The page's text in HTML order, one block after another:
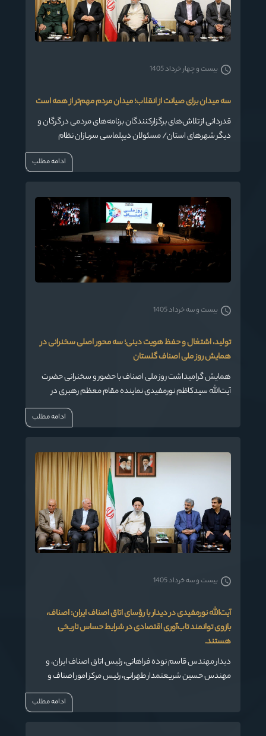
سه میدان برای صیانت از انقلاب؛ میدان مردم مهم‌تر از همه است
قدردانی از تلاش‌های برگزارکنندگان برنامه‌های مردمی در گرگان و
دیگر شهرهای استان/ مسئولان دیپلماسی سربازان نظام
هستند/ دشمن به دنبال دوگانگی و شکاف در جامعه است
بیست و چهار خرداد 1405
ادامه مطلب
تولید، اشتغال و حفظ هویت دینی؛ سه محور اصلی سخنرانی در
همایش روز ملی اصناف گلستان
همایش گرامیداشت روز ملی اصناف با حضور و سخنرانی حضرت
آیت‌الله سیدکاظم نورمفیدی نماینده مقام معظم رهبری در
استان گلستان و امام جمعه گرگان، جمعی از مسئولان کشوری و
استانی و فعالان بازار و اصناف، پیش از ظهر امروز شنبه ۲۳
بیست و سه خرداد 1405
ادامه مطلب
آیت‌الله نورمفیدی در دیدار با رؤسای اتاق اصناف ایران: اصناف،
بازوی توانمند تاب‌آوری اقتصادی در شرایط حساس تاریخی
هستند.
دیدار مهندس قاسم نوده فراهانی، رئیس اتاق اصناف ایران، و
مهندس حسین شریعتمدار طهرانی، رئیس مرکز امور اصناف و
بازرگانان، به همراه اعضای مجمع امور صنفی استان گلستان با
حضرت آیت‌الله سیدکاظم نورمفیدی، نماینده ولی‌فقیه در استان
بیست و سه خرداد 1405
ادامه مطلب